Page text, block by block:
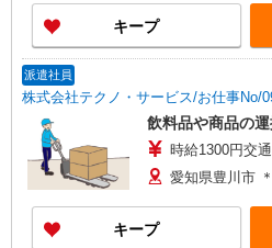
キープ
派遣社員
株式会社テクノ・サービス/お仕事No/
飲料品や商品の
時給1300円交
愛知県豊川市
キープ